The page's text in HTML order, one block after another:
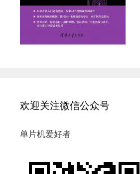
欢迎关注微信公众号
单片机爱好者